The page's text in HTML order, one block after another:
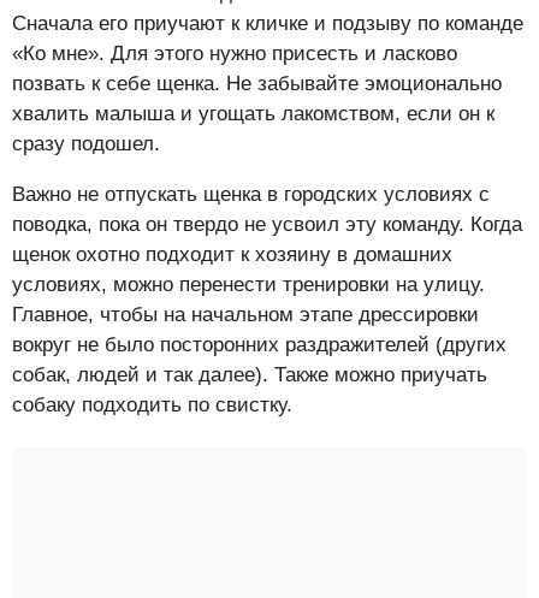
Сначала его приучают к кличке и подзыву по команде
«Ко мне». Для этого нужно присесть и ласково
позвать к себе щенка. Не забывайте эмоционально
хвалить малыша и угощать лакомством, если он к
сразу подошел.
Важно не отпускать щенка в городских условиях с
поводка, пока он твердо не усвоил эту команду. Когда
щенок охотно подходит к хозяину в домашних
условиях, можно перенести тренировки на улицу.
Главное, чтобы на начальном этапе дрессировки
вокруг не было посторонних раздражителей (других
собак, людей и так далее). Также можно приучать
собаку подходить по свистку.